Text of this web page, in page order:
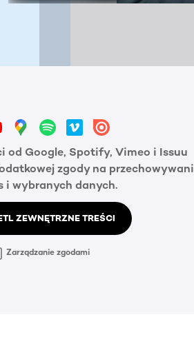
od Google, Spotify, Vimeo i Issuu
zgody na
i wybranych danych.
ZEWNĘTRZNE TREŚCI
Zarządzanie zgodami